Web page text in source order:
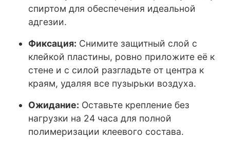
спиртом для обеспечения идеальной
адгезии.
Фиксация: Снимите защитный слой с
клейкой пластины, ровно приложите её к
стене и с силой разгладьте от центра к
краям, удаляя все пузырьки воздуха.
Ожидание: Оставьте крепление без
нагрузки на 24 часа для полной
полимеризации клеевого состава.